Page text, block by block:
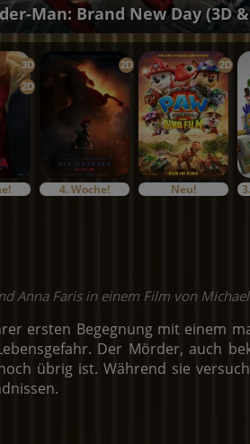
3D
2D
2D
4. Woche!
2D
Neu!
Anna Faris in einem Film von
ersten Begegnung mit einem
Der Mörder, auch
übrig ist. Während sie